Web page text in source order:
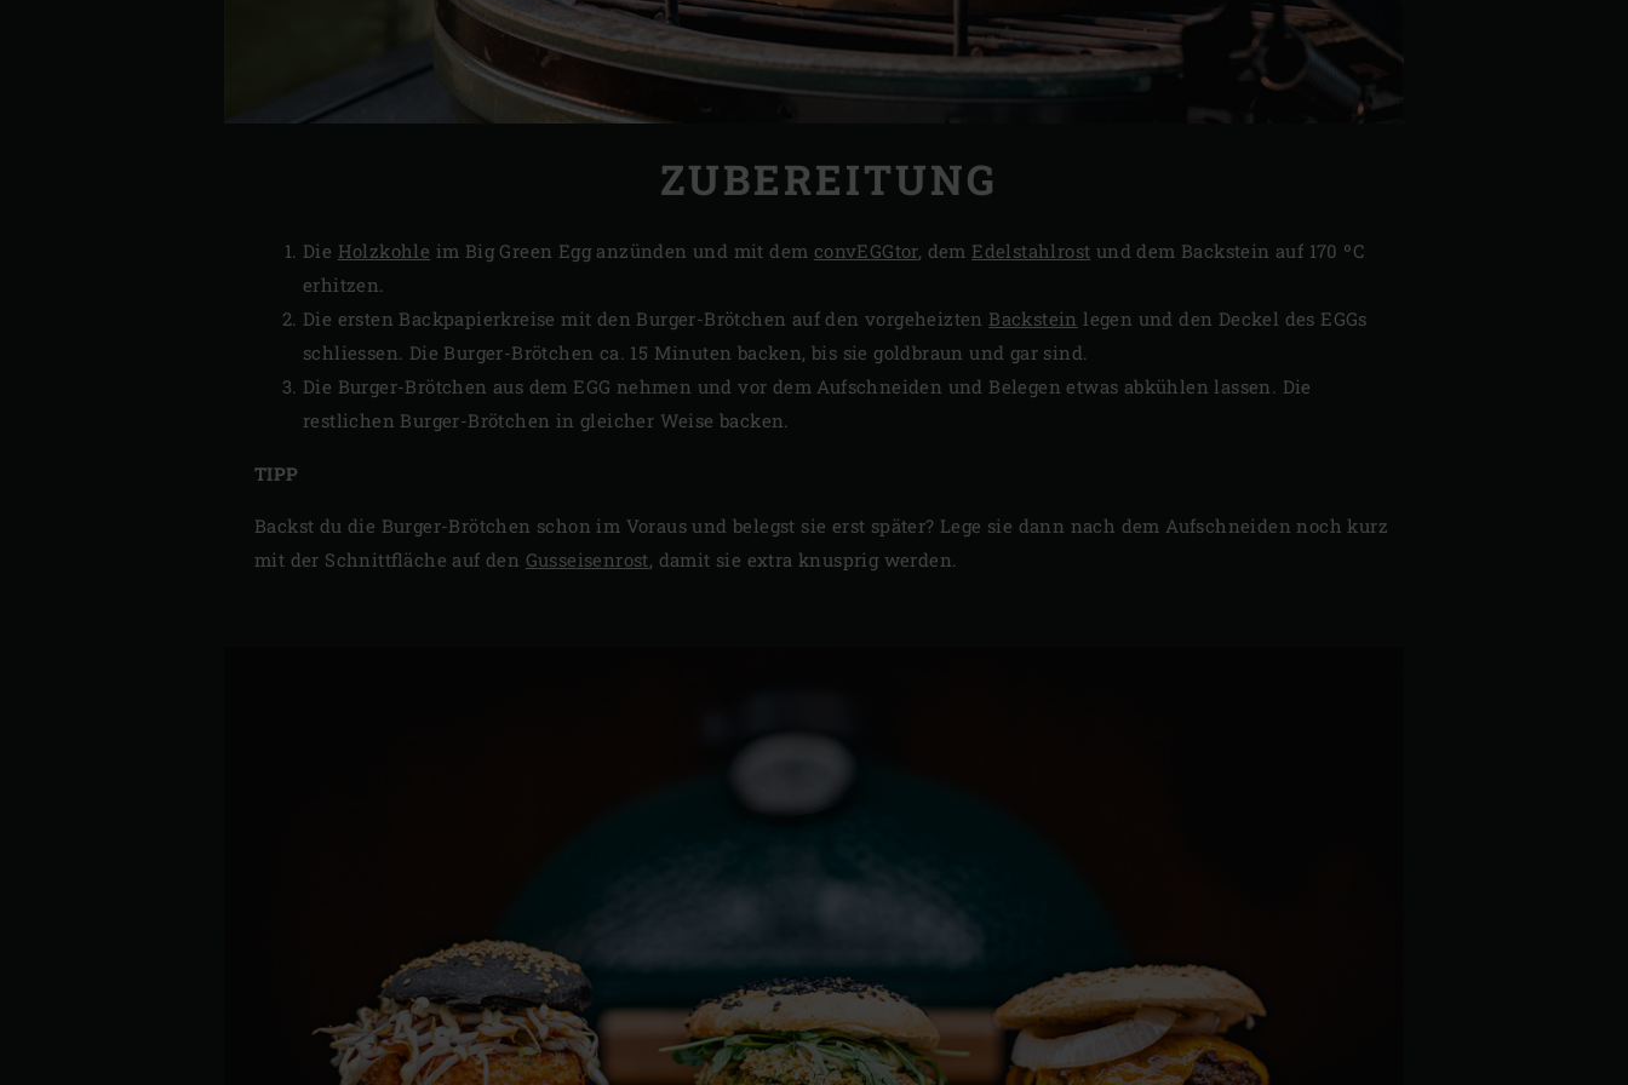
ZUBEREITUNG
Die Holzkohle im Big Green Egg anzünden und mit dem convEGGtor, dem Edelstahlrost und dem Backstein auf 170 ºC
erhitzen.
Die ersten Backpapierkreise mit den Burger-Brötchen auf den vorgeheizten Backstein legen und den Deckel des EGGs
schliessen. Die Burger-Brötchen ca. 15 Minuten backen, bis sie goldbraun und gar sind.
Die Burger-Brötchen aus dem EGG nehmen und vor dem Aufschneiden und Belegen etwas abkühlen lassen. Die
restlichen Burger-Brötchen in gleicher Weise backen.
TIPP
Backst du die Burger-Brötchen schon im Voraus und belegst sie erst später? Lege sie dann nach dem Aufschneiden noch kurz
mit der Schnittfläche auf den Gusseisenrost, damit sie extra knusprig werden.